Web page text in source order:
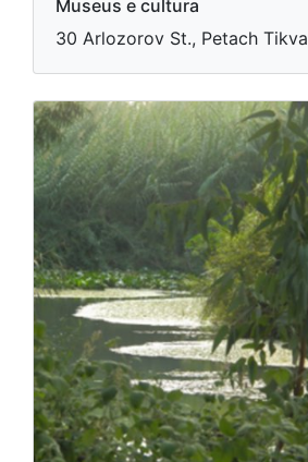
Museus e cultura
30 Arlozorov St., Petach Tikva